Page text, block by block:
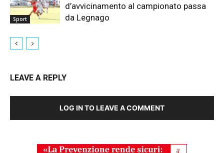
Sport
d’avvicinamento al campionato passa
da Legnago
LEAVE A REPLY
LOG IN TO LEAVE A COMMENT